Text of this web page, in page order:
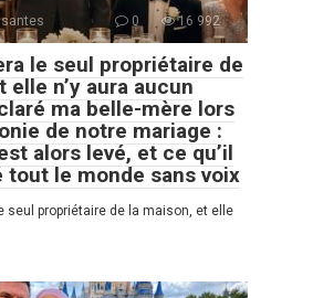
0 16 992
le seul propriétaire de
elle n’y aura aucun
ma belle-mère lors
de notre mariage :
alors levé, et ce qu’il
tout le monde sans voix
seul propriétaire de la maison, et elle